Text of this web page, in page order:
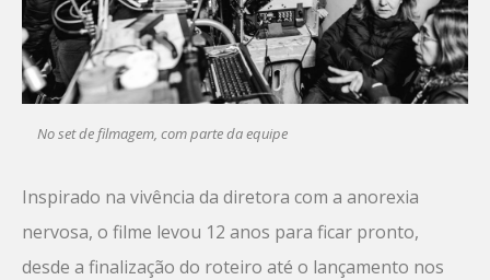
No set de filmagem, com parte da equipe
Inspirado na vivência da diretora com a anorexia
nervosa, o filme levou 12 anos para ficar pronto,
desde a finalização do roteiro até o lançamento nos